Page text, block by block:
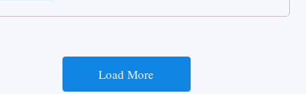
Load More